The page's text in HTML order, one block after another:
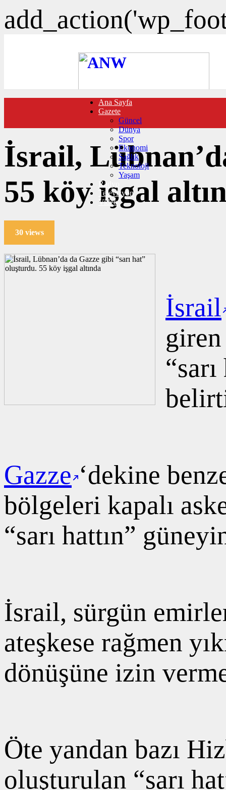
FOTO GALERİ
VIDEO GALERİ
TRAFİK DURUMU
NÖBETÇİ ECZANELER
CANLI SONUÇLAR
HABER GÖNDER
BURÇLAR
İLETİŞİM
Ana Sayfa
Gazete
Güncel
Dünya
Spor
Ekonomi
Sağlık
Teknoloji
Yaşam
Radyo
Televizyon
Video
İsrail,
55 köy işgal
30 views
İsrail
Gazze ‘dekine
bölgeleri kapalı
“sarı hattın”
İsrail, sürgün
ateşkese rağmen
dönüşüne izin
Öte yandan bazı
oluşturulan “sarı